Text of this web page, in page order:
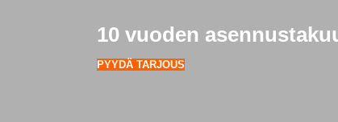
10 vuoden
PYYDÄ TARJOUS